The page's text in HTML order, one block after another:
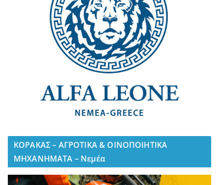
ΚΟΡΑΚΑΣ – ΑΓΡΟΤΙΚΑ & ΟΙΝΟΠΟΙΗΤΙΚΑ
ΜΗΧΑΝΗΜΑΤΑ – Νεμέα